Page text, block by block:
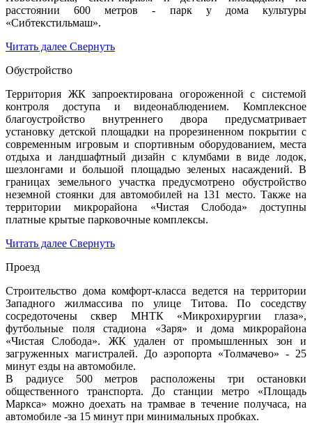
расстоянии 600 метров - парк у дома культуры
«Сибтекстильмаш».
Читать далее Свернуть
Обустройство
Территория ЖК запроектирована огороженной с системой
контроля доступа и видеонаблюдением. Комплексное
благоустройство внутреннего двора предусматривает
установку детской площадки на прорезиненном покрытии с
современным игровым и спортивным оборудованием, места
отдыха и ландшафтный дизайн с клумбами в виде лодок,
шезлонгами и большой площадью зеленых насаждений. В
границах земельного участка предусмотрено обустройство
неземной стоянки для автомобилей на 131 место. Также на
территории микрорайона «Чистая Слобода» доступны
платные крытые парковочные комплексы.
Читать далее Свернуть
Проезд
Строительство дома комфорт-класса ведется на территории
Западного жилмассива по улице Титова. По соседству
сосредоточены сквер МНТК «Микрохирургии глаза»,
футбольные поля стадиона «Заря» и дома микрорайона
«Чистая Слобода». ЖК удален от промышленных зон и
загруженных магистралей. До аэропорта «Толмачево» - 25
минут езды на автомобиле.
В радиусе 500 метров расположены три остановки
общественного транспорта. До станции метро «Площадь
Маркса» можно доехать на трамвае в течение получаса, на
автомобиле -за 15 минут при минимальных пробках.